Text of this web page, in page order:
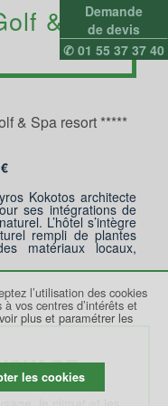
Demande
de devis
✆ 01 55 37 37 40
& Spa
& Spa resort *****
€
Kokotos architecte
ses intégrations de
L’hôtel s’intègre
rempli de plantes
matériaux locaux,
l’utilisation des cookies
vos centres d’intérêts et
plus et paramétrer les
les cookies